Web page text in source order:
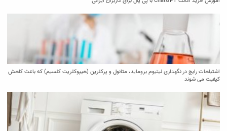
اشتباهات رایج در نگهداری لیتیوم بروماید، متانول و پرکلرین (هیپوکلریت کلسیم) که باعث کاهش
کیفیت می‌ شوند